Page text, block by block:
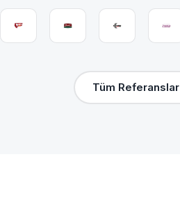
Tüm Referanslar